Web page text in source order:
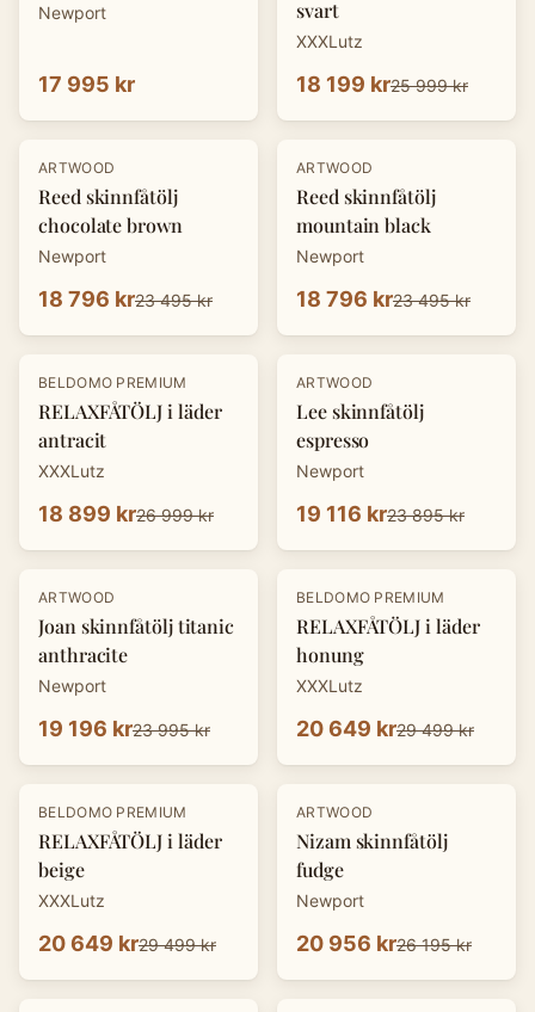
Newport
17 995 kr
svart
XXXLutz
18 199 kr25 999 kr
-20%
ARTWOOD
Reed skinnfåtölj
chocolate brown
Newport
18 796 kr23 495 kr
-20%
ARTWOOD
Reed skinnfåtölj
mountain black
Newport
18 796 kr23 495 kr
-30 %
BELDOMO PREMIUM
RELAXFÅTÖLJ i läder
antracit
XXXLutz
18 899 kr26 999 kr
-20%
ARTWOOD
Lee skinnfåtölj
espresso
Newport
19 116 kr23 895 kr
-20%
ARTWOOD
Joan skinnfåtölj titanic
anthracite
Newport
19 196 kr23 995 kr
-30 %
BELDOMO PREMIUM
RELAXFÅTÖLJ i läder
honung
XXXLutz
20 649 kr29 499 kr
-30 %
BELDOMO PREMIUM
RELAXFÅTÖLJ i läder
beige
XXXLutz
20 649 kr29 499 kr
-20%
ARTWOOD
Nizam skinnfåtölj
fudge
Newport
20 956 kr26 195 kr